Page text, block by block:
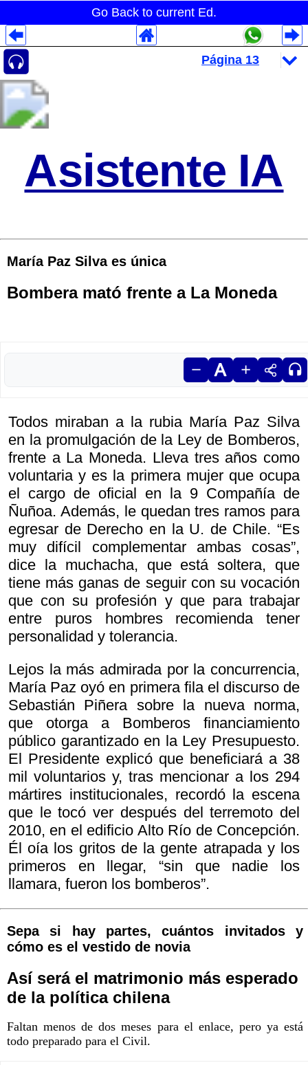
Go Back to current Ed.
Asistente IA
María Paz Silva es única
Bombera mató frente a La Moneda
Todos miraban a la rubia María Paz Silva
en la promulgación de la Ley de Bomberos,
frente a La Moneda. Lleva tres años como
voluntaria y es la primera mujer que ocupa
el cargo de oficial en la 9 Compañía de
Ñuñoa. Además, le quedan tres ramos para
egresar de Derecho en la U. de Chile. “Es
muy difícil complementar ambas cosas”,
dice la muchacha, que está soltera, que
tiene más ganas de seguir con su vocación
que con su profesión y que para trabajar
entre puros hombres recomienda tener
personalidad y tolerancia.
Lejos la más admirada por la concurrencia,
María Paz oyó en primera fila el discurso de
Sebastián Piñera sobre la nueva norma,
que otorga a Bomberos financiamiento
público garantizado en la Ley Presupuesto.
El Presidente explicó que beneficiará a 38
mil voluntarios y, tras mencionar a los 294
mártires institucionales, recordó la escena
que le tocó ver después del terremoto del
2010, en el edificio Alto Río de Concepción.
Él oía los gritos de la gente atrapada y los
primeros en llegar, “sin que nadie los
llamara, fueron los bomberos”.
Sepa si hay partes, cuántos invitados y
cómo es el vestido de novia
Así será el matrimonio más esperado
de la política chilena
Faltan menos de dos meses para el enlace, pero ya está
todo preparado para el Civil.
Despliegues Analytics
Despliegues Totales
Despliegues por Rubros